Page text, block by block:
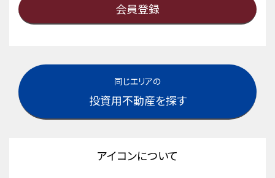
会員登録
同じエリアの
投資用不動産を探す
アイコンについて